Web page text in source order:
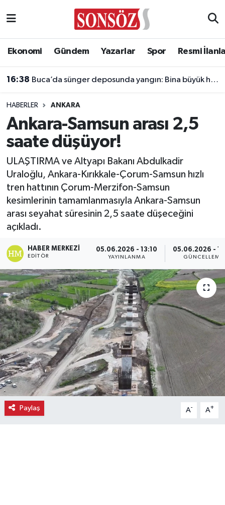
Ekonomi Gündem Yazarlar Spor Resmi
16:38 Buca’da sünger deposunda yangın: Bina büyük hasar gördü
HABERLER ANKARA
Ankara-Samsun arası 2,5
saate düşüyor!
ULAŞTIRMA ve Altyapı Bakanı Abdulkadir
Uraloğlu, Ankara-Kırıkkale-Çorum-Samsun hızlı
tren hattının Çorum-Merzifon-Samsun
kesimlerinin tamamlanmasıyla Ankara-Samsun
arası seyahat süresinin 2,5 saate düşeceğini
açıkladı.
HABER MERKEZI
EDITÖR
05.06.2026 - 13:10
YAYINLANMA
05.06.2026 -
GÜNCELLEME
Paylaş A- A+
Asayiş
Biyografi
Çevre
Diğer
Dünya
Eğitim
Ekonomi
Eleman
Emlak
Gündem
Gurme
Haber
İlçe Haberleri
Ankara Nöbetçi Eczaneler
Ankara Trafik Yoğunluk Haritası
Süper Lig Puan Durumu ve Fikstür
Tüm Manşetler
Son Dakika Haberleri
Haber Arşivi